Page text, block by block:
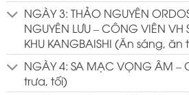
NGÀY 3: THẢO NGUYÊN
NGUYÊN LƯU – CÔNG VIÊN VH
KHU KANGBAISHI (Ăn sáng, ăn
NGÀY 4: SA MẠC VỌNG ÂM –
trưa, tối)